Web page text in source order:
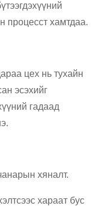
процесст хамтдаа.
цех нь тухайн
эсэхийг
гадаад
хяналт.
хараат бус